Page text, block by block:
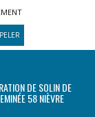
DE SOLIN DE
58 NIÈVRE